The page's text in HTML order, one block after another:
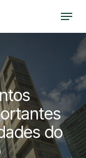
Menu
do
Close
Menu